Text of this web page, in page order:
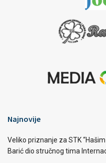
Najnovije
Veliko priznanje za STK
Barić dio stručnog tima